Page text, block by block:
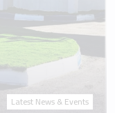
Latest News & Events